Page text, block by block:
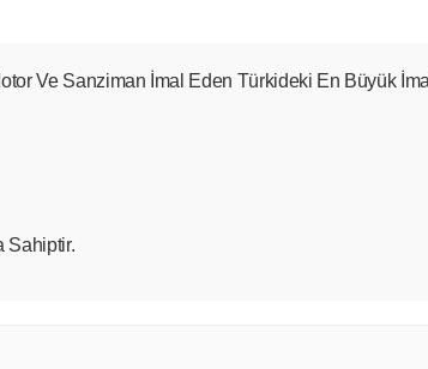
Ve Sanziman İmal Eden Türkideki En Büyük
Sahiptir.